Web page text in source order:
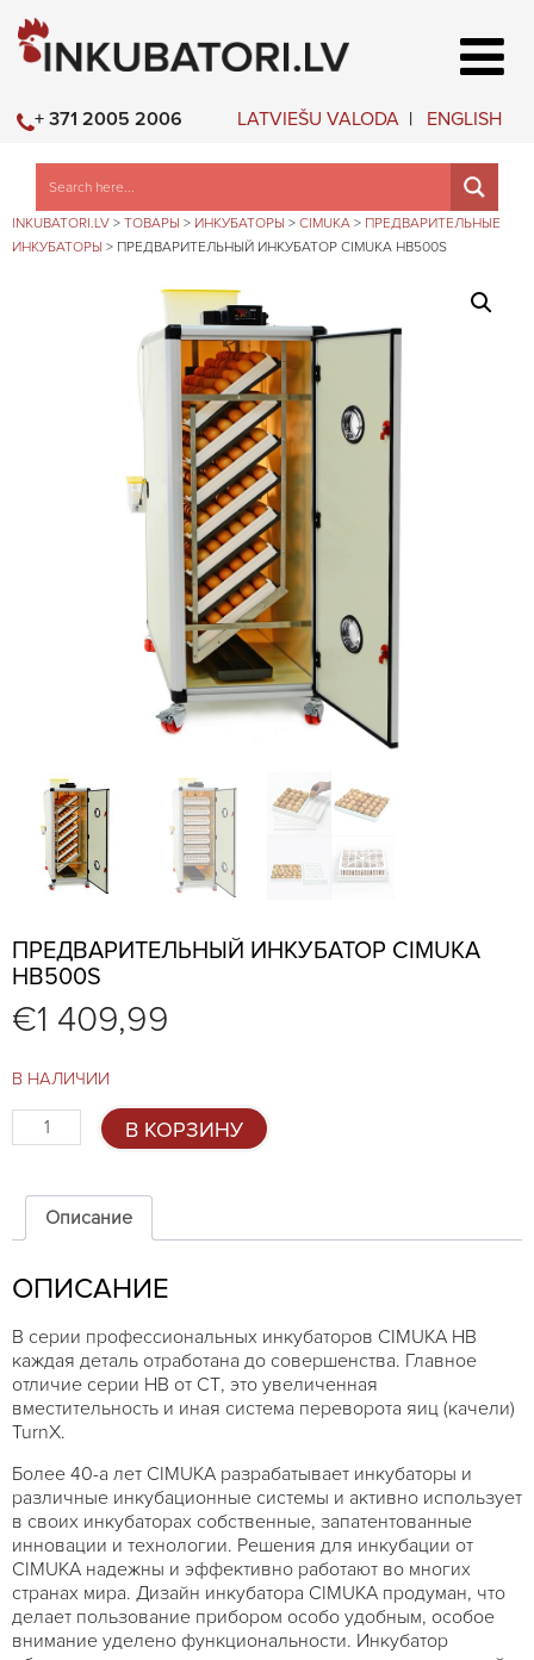
LATVIEŠU VALODA ENGLISH
+ 371 2005 2006
INKUBATORI.LV > ТОВАРЫ > ИНКУБАТОРЫ > CIMUKA > ПРЕДВАРИТЕЛЬНЫЕ
ИНКУБАТОРЫ > ПРЕДВАРИТЕЛЬНЫЙ ИНКУБАТОР CIMUKA HB500S
ПРЕДВАРИТЕЛЬНЫЙ ИНКУБАТОР CIMUKA
HB500S
€1 409,99
В НАЛИЧИИ
Количество
товара
инкубатор
CIMUKA
HB500S
В КОРЗИНУ
Описание
ОПИСАНИЕ
В серии профессиональных инкубаторов CIMUKA HB
каждая деталь отработана до совершенства. Главное
отличие серии HB от СТ, это увеличенная
вместительность и иная система переворота яиц (качели)
TurnX.
Более 40-а лет CIMUKA разрабатывает инкубаторы и
различные инкубационные системы и активно использует
в своих инкубаторах собственные, запатентованные
инновации и технологии. Решения для инкубации от
CIMUKA надежны и эффективно работают во многих
странах мира. Дизайн инкубатора CIMUKA продуман, что
делает пользование прибором особо удобным, особое
внимание уделено функциональности. Инкубатор